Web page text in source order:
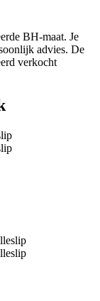
BH-maat. Je
advies. De
verkocht